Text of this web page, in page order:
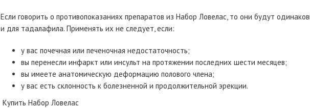
Если говорить о противопоказаниях препаратов из Набор Ловелас, то они будут
и для тадалафила. Применять их не следует, если:
у вас почечная или печеночная недостаточность;
вы перенесли инфаркт или инсульт на протяжении последних шести месяцев;
вы имеете анатомическую деформацию полового члена;
у вас есть склонность к болезненной и продолжительной эрекции.
Купить Набор Ловелас